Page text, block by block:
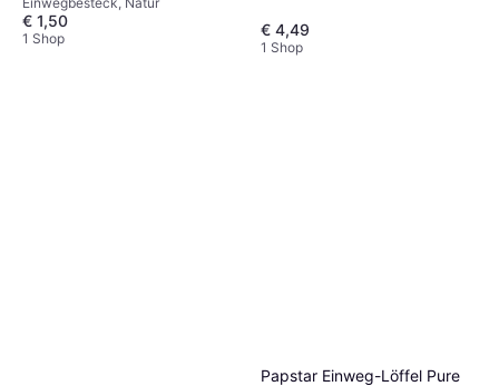
Löffel 20 Stück Braun (20x)
€ 1,50
1 Shop € 4,49
1 Shop
Papstar Einweg-Löffel Pure